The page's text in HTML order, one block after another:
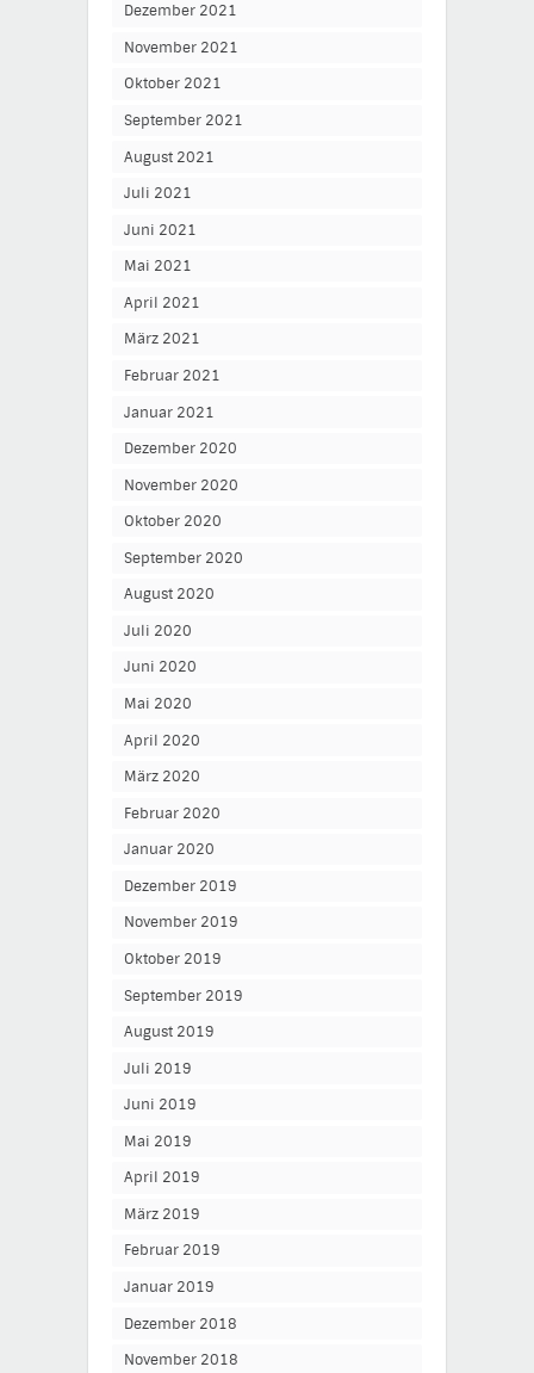
Dezember 2021
November 2021
Oktober 2021
September 2021
August 2021
Juli 2021
Juni 2021
Mai 2021
April 2021
März 2021
Februar 2021
Januar 2021
Dezember 2020
November 2020
Oktober 2020
September 2020
August 2020
Juli 2020
Juni 2020
Mai 2020
April 2020
März 2020
Februar 2020
Januar 2020
Dezember 2019
November 2019
Oktober 2019
September 2019
August 2019
Juli 2019
Juni 2019
Mai 2019
April 2019
März 2019
Februar 2019
Januar 2019
Dezember 2018
November 2018